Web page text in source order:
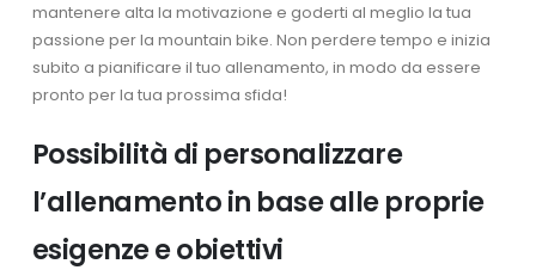
mantenere alta la motivazione e goderti al meglio la tua
passione per la mountain bike. Non perdere tempo e inizia
subito a pianificare il tuo allenamento, in modo da essere
pronto per la tua prossima sfida!
Possibilità di personalizzare
l’allenamento in base alle proprie
esigenze e obiettivi